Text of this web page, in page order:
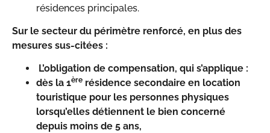
résidences principales.
Sur le secteur du périmètre renforcé, en plus des
mesures sus-citées :
L’obligation de compensation, qui s’applique :
dès la 1ère résidence secondaire en location
touristique pour les personnes physiques
lorsqu’elles détiennent le bien concerné
depuis moins de 5 ans,